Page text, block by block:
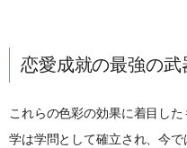
恋愛成就の最強の
これらの色彩の効果に着目し
学は学問として確立され、今